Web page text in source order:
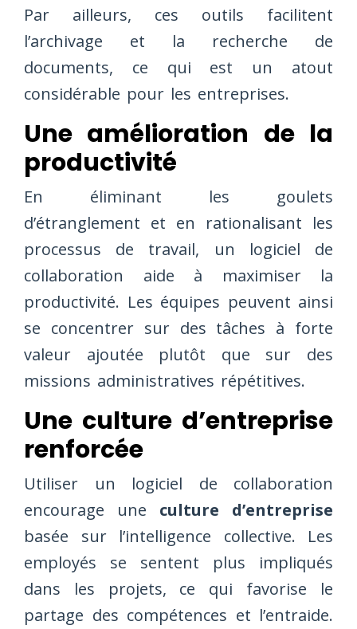
Par ailleurs, ces outils facilitent
l’archivage et la recherche de
documents, ce qui est un atout
considérable pour les entreprises.
Une amélioration de la
productivité
En éliminant les goulets
d’étranglement et en rationalisant les
processus de travail, un logiciel de
collaboration aide à maximiser la
productivité. Les équipes peuvent ainsi
se concentrer sur des tâches à forte
valeur ajoutée plutôt que sur des
missions administratives répétitives.
Une culture d’entreprise
renforcée
Utiliser un logiciel de collaboration
encourage une culture d’entreprise
basée sur l’intelligence collective. Les
employés se sentent plus impliqués
dans les projets, ce qui favorise le
partage des compétences et l’entraide.